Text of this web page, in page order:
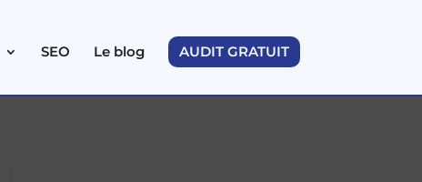
SEO Le blog AUDIT GRATUIT